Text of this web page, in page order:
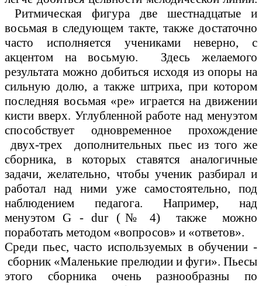
Ритмическая фигура две шестнадцатые и
восьмая в следующем такте, также достаточно
часто исполняется учениками неверно, с
акцентом на восьмую. Здесь желаемого
результата можно добиться исходя из опоры на
сильную долю, а также штриха, при котором
последняя восьмая «ре» играется на движении
кисти вверх. Углубленной работе над менуэтом
способствует одновременное прохождение
двух-трех дополнительных пьес из того же
сборника, в которых ставятся аналогичные
задачи, желательно, чтобы ученик разбирал и
работал над ними уже самостоятельно, под
наблюдением педагога. Например, над
менуэтом G - dur (№ 4) также можно
поработать методом «вопросов» и «ответов».
Среди пьес, часто используемых в обучении -
сборник «Маленькие прелюдии и фуги». Пьесы
этого сборника очень разнообразны по